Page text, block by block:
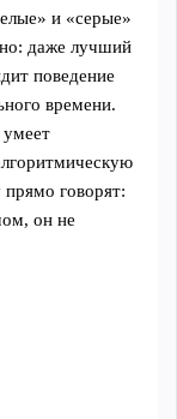
и «серые»
даже лучший
поведение
времени.
умеет
говорят:
он не